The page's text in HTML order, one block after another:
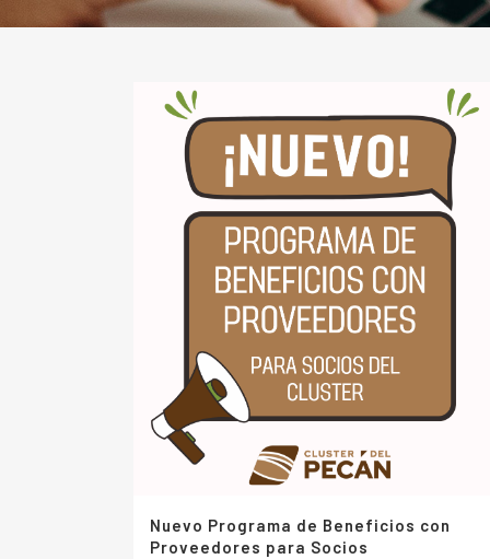
Nuevo Programa de Beneficios con
Proveedores para Socios